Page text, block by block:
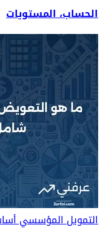
الحساب، المستويات
التمويل المؤسسي